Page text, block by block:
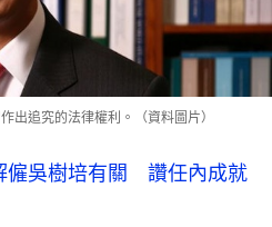
出追究的法律權利。（資料圖片）
僱吳樹培有關 讚任內成就